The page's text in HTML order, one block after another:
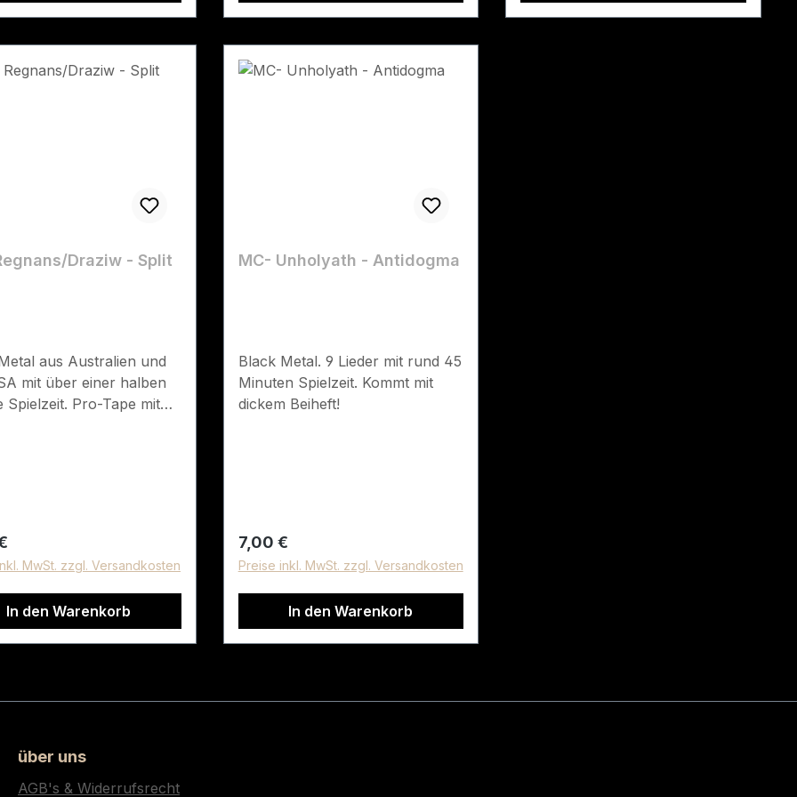
Draziw - Split
aus Australien und
mit über einer halben
Spielzeit. Pro-Tape mit
Preis:
MwSt. zzgl. Versandkosten
In den Warenkorb
MC- Unholyath - Antidogma
Black Metal. 9 Lieder mit rund 45
Minuten Spielzeit. Kommt mit
dickem Beiheft!
Regulärer Preis:
7,00 €
Preise inkl. MwSt. zzgl. Versandkosten
In den Warenkorb
über uns
AGB's & Widerrufsrecht